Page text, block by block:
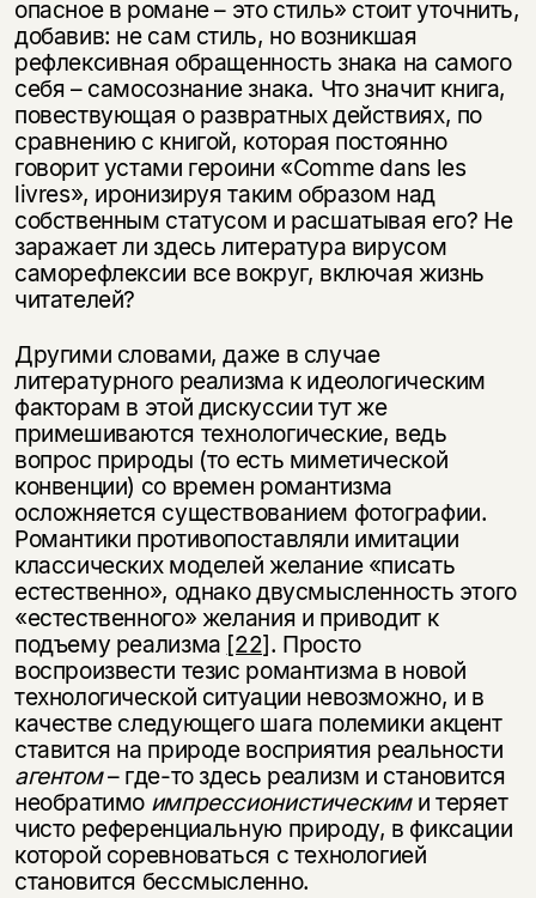
опасное в романе – это стиль» стоит уточнить,
добавив: не сам стиль, но возникшая
рефлексивная обращенность знака на самого
себя – самосознание знака. Что значит книга,
повествующая о развратных действиях, по
сравнению с книгой, которая постоянно
говорит устами героини «Comme dans les
livres», иронизируя таким образом над
собственным статусом и расшатывая его? Не
заражает ли здесь литература вирусом
саморефлексии все вокруг, включая жизнь
читателей?
Другими словами, даже в случае
литературного реализма к идеологическим
факторам в этой дискуссии тут же
примешиваются технологические, ведь
вопрос природы (то есть миметической
конвенции) со времен романтизма
осложняется существованием фотографии.
Романтики противопоставляли имитации
классических моделей желание «писать
естественно», однако двусмысленность этого
«естественного» желания и приводит к
подъему реализма [22]. Просто
воспроизвести тезис романтизма в новой
технологической ситуации невозможно, и в
качестве следующего шага полемики акцент
ставится на природе восприятия реальности
агентом– где-то здесь реализм и становится
необратимо импрессионистическими теряет
чисто референциальную природу, в фиксации
которой соревноваться с технологией
становится бессмысленно.